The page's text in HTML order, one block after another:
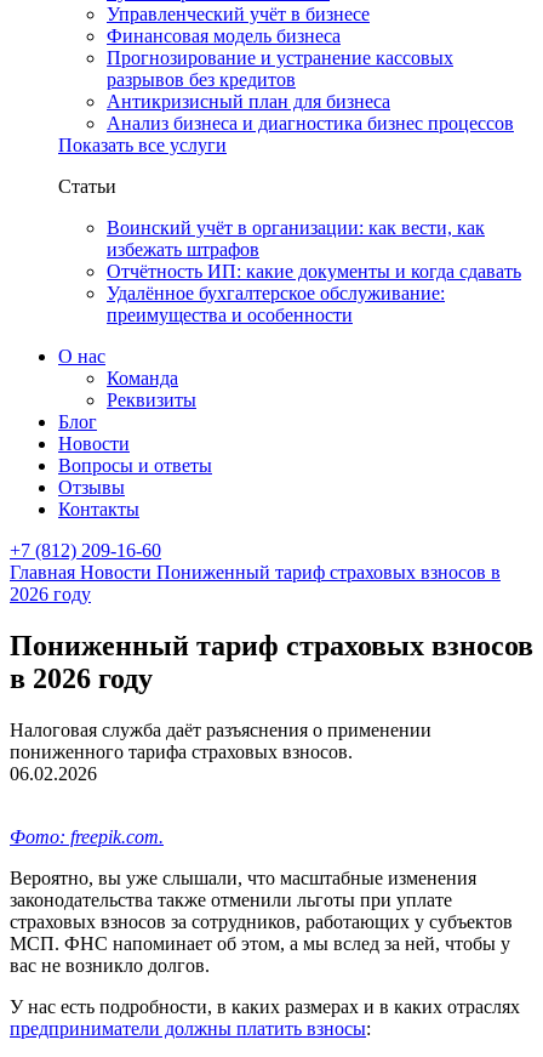
Управленческий учёт в бизнесе
Финансовая модель бизнеса
Прогнозирование и устранение кассовых
разрывов без кредитов
Антикризисный план для бизнеса
Анализ бизнеса и диагностика бизнес процессов
Показать все услуги
Статьи
Воинский учёт в организации: как вести, как
избежать штрафов
Отчётность ИП: какие документы и когда сдавать
Удалённое бухгалтерское обслуживание:
преимущества и особенности
О нас
Команда
Реквизиты
Блог
Новости
Вопросы и ответы
Отзывы
Контакты
+7 (812) 209-16-60
Главная Новости Пониженный тариф страховых взносов в
2026 году
Пониженный тариф страховых взносов
в 2026 году
Налоговая служба даёт разъяснения о применении
пониженного тарифа страховых взносов.
06.02.2026
Фото: freepik.com.
Вероятно, вы уже слышали, что масштабные изменения
законодательства также отменили льготы при уплате
страховых взносов за сотрудников, работающих у субъектов
МСП. ФНС напоминает об этом, а мы вслед за ней, чтобы у
вас не возникло долгов.
У нас есть подробности, в каких размерах и в каких отраслях
предприниматели должны платить взносы: